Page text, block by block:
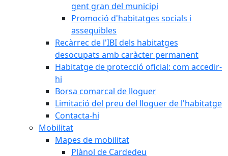
gent gran del municipi
Promoció d'habitatges socials i
assequibles
Recàrrec de l'IBI dels habitatges
desocupats amb caràcter permanent
Habitatge de protecció oficial: com accedir-
hi
Borsa comarcal de lloguer
Limitació del preu del lloguer de l'habitatge
Contacta-hi
Mobilitat
Mapes de mobilitat
Plànol de Cardedeu